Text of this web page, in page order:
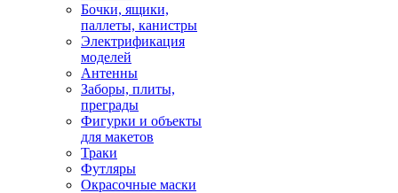
Бочки, ящики,
паллеты, канистры
Электрификация
моделей
Антенны
Заборы, плиты,
преграды
Фигурки и объекты
для макетов
Траки
Футляры
Окрасочные маски